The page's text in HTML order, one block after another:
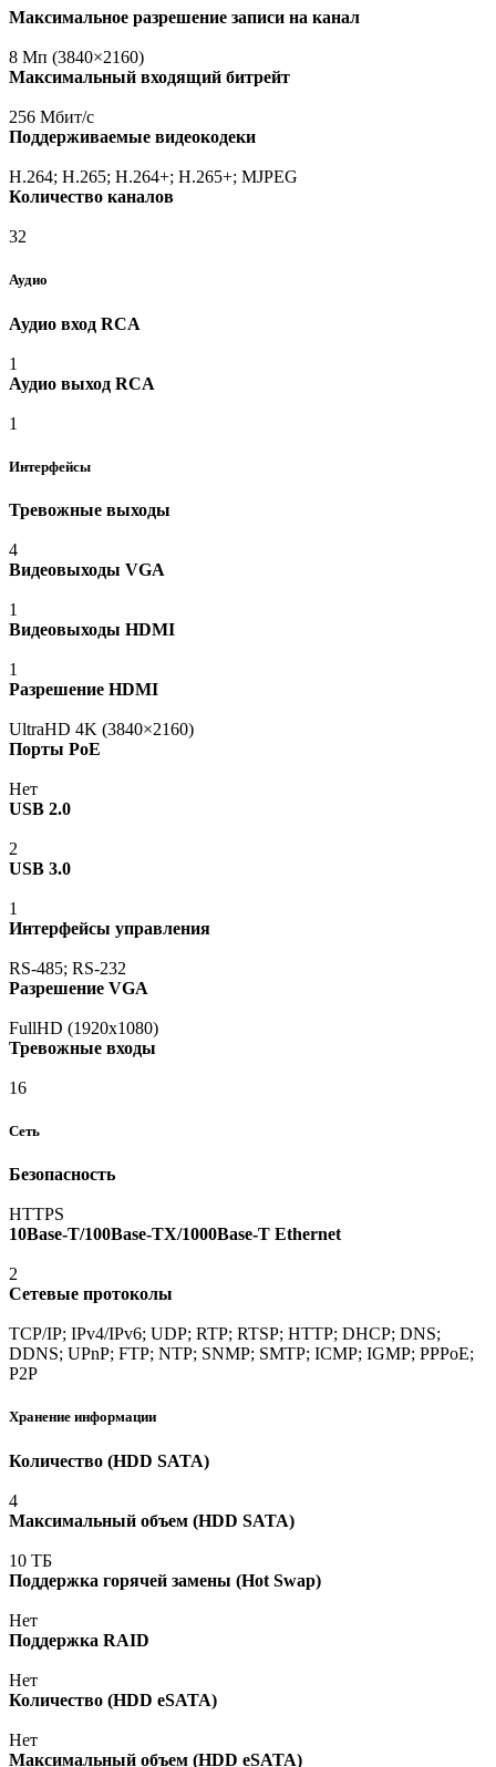
Максимальное разрешение записи на канал
8 Мп (3840×2160)
Максимальный входящий битрейт
256 Мбит/с
Поддерживаемые видеокодеки
H.264; H.265; H.264+; H.265+; MJPEG
Количество каналов
32
Аудио
Аудио вход RCA
1
Аудио выход RCA
1
Интерфейсы
Тревожные выходы
4
Видеовыходы VGA
1
Видеовыходы HDMI
1
Разрешение HDMI
UltraHD 4K (3840×2160)
Порты PoE
Нет
USB 2.0
2
USB 3.0
1
Интерфейсы управления
RS-485; RS-232
Разрешение VGA
FullHD (1920х1080)
Тревожные входы
16
Сеть
Безопасность
HTTPS
10Base-T/100Base-TX/1000Base-T Ethernet
2
Сетевые протоколы
TCP/IP; IPv4/IPv6; UDP; RTP; RTSP; HTTP; DHCP; DNS;
DDNS; UPnP; FTP; NTP; SNMP; SMTP; ICMP; IGMP; PPPoE;
P2P
Хранение информации
Количество (HDD SATA)
4
Максимальный объем (HDD SATA)
10 ТБ
Поддержка горячей замены (Hot Swap)
Нет
Поддержка RAID
Нет
Количество (HDD eSATA)
Нет
Максимальный объем (HDD eSATA)